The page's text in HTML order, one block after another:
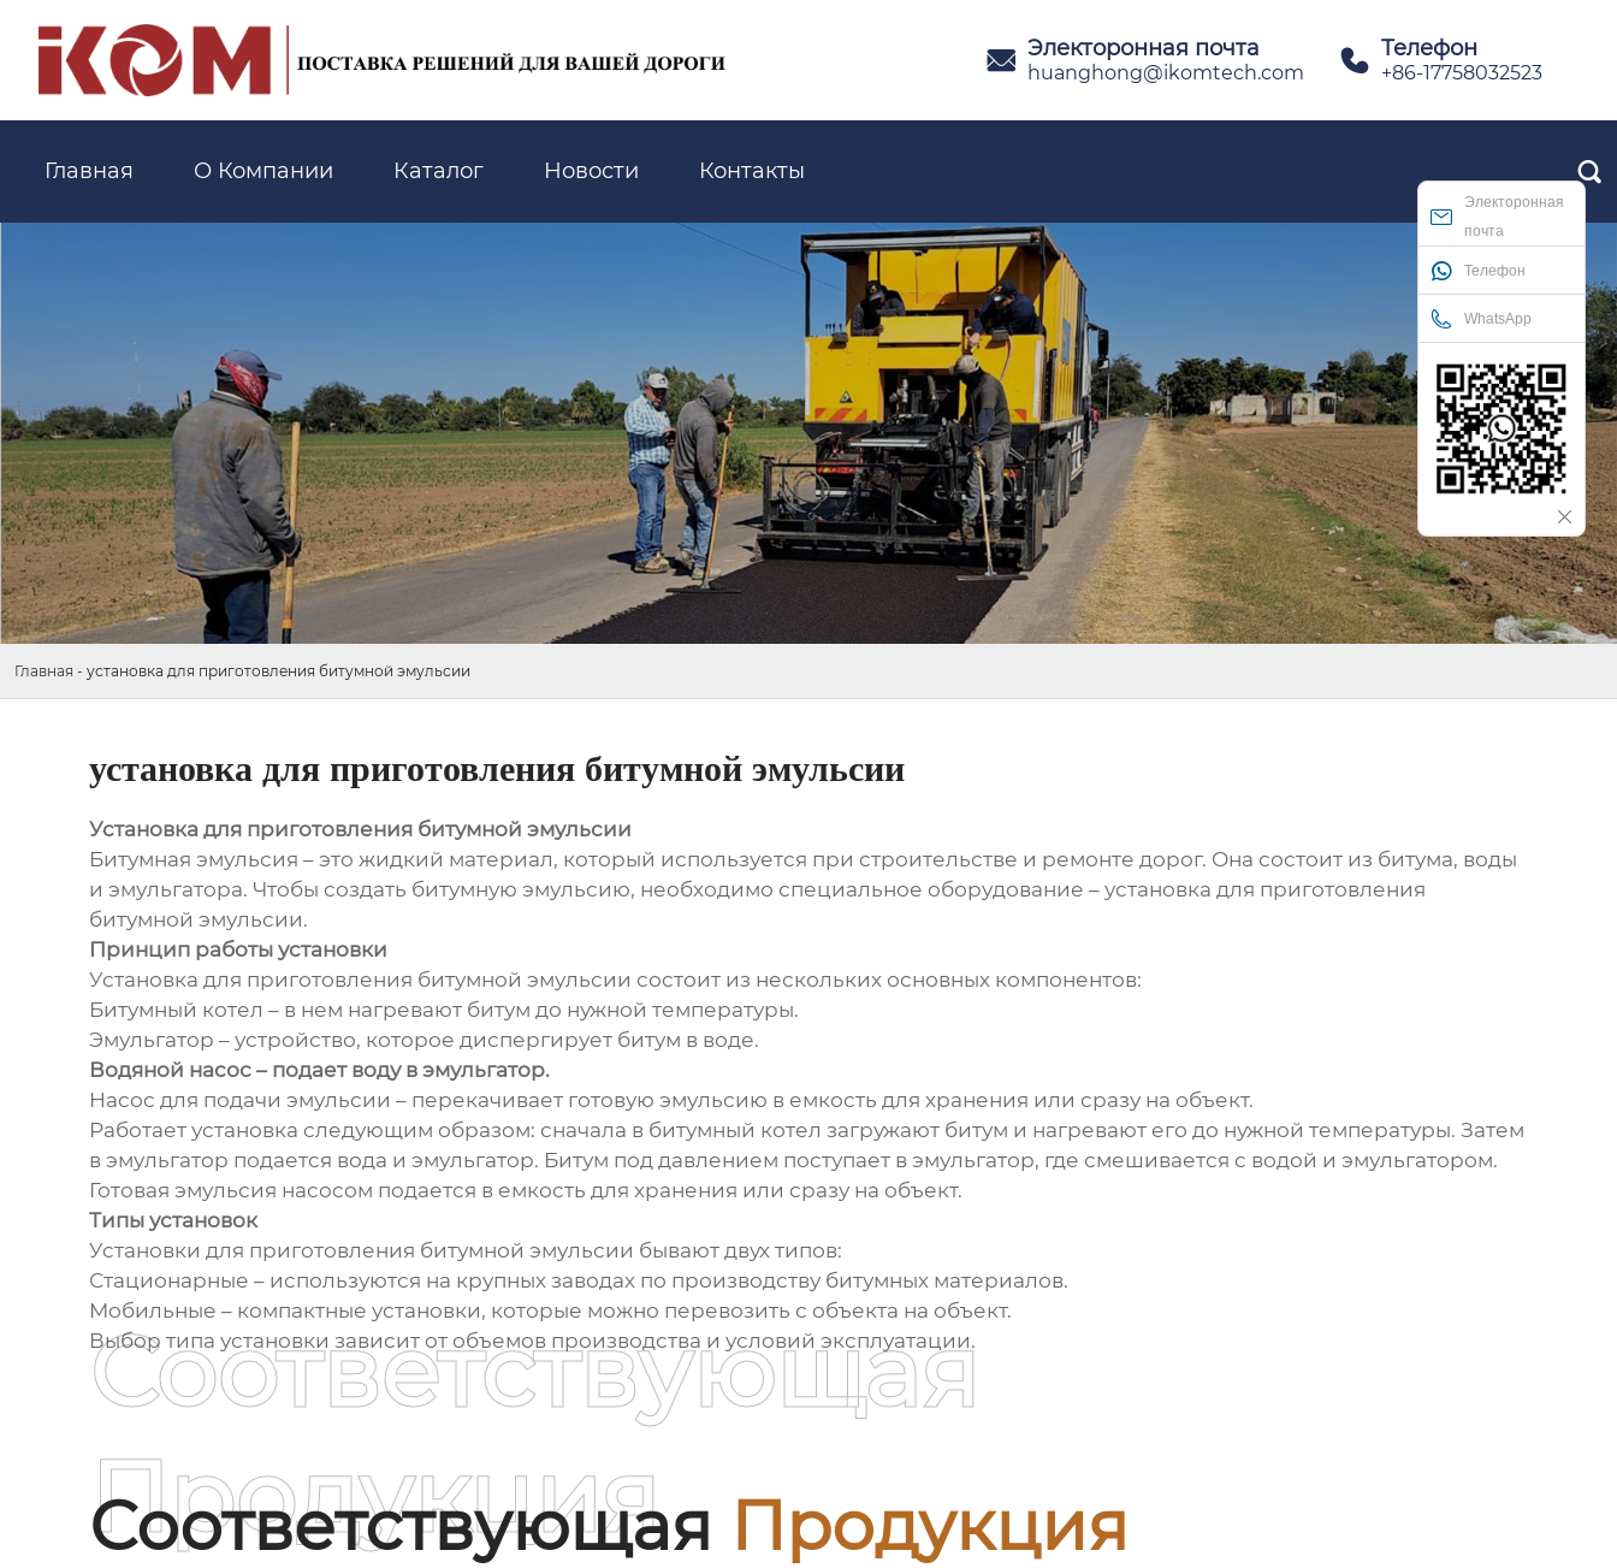
 Электоронная почта
huanghong@ikomtech.com  Телефон
+86-17758032523
Главная О Компании Каталог Новости Контакты 
Электоронная
почта
Телефон
WhatsApp
Главная - установка для приготовления битумной эмульсии
установка для приготовления битумной эмульсии
Установка для приготовления битумной эмульсии
Битумная эмульсия – это жидкий материал, который используется при строительстве и ремонте дорог. Она состоит из битума, воды
и эмульгатора. Чтобы создать битумную эмульсию, необходимо специальное оборудование – установка для приготовления
битумной эмульсии.
Принцип работы установки
Установка для приготовления битумной эмульсии состоит из нескольких основных компонентов:
Битумный котел – в нем нагревают битум до нужной температуры.
Эмульгатор – устройство, которое диспергирует битум в воде.
Водяной насос – подает воду в эмульгатор.
Насос для подачи эмульсии – перекачивает готовую эмульсию в емкость для хранения или сразу на объект.
Работает установка следующим образом: сначала в битумный котел загружают битум и нагревают его до нужной температуры. Затем
в эмульгатор подается вода и эмульгатор. Битум под давлением поступает в эмульгатор, где смешивается с водой и эмульгатором.
Готовая эмульсия насосом подается в емкость для хранения или сразу на объект.
Типы установок
Установки для приготовления битумной эмульсии бывают двух типов:
Стационарные – используются на крупных заводах по производству битумных материалов.
Мобильные – компактные установки, которые можно перевозить с объекта на объект.
Выбор типа установки зависит от объемов производства и условий эксплуатации.
Соответствующая Продукция
Соответствующая
Продукция